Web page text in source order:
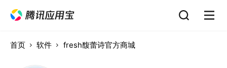
首页 软件 fresh馥蕾诗官方商城